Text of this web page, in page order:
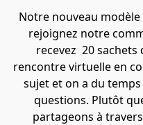
Notre nouveau modèle
rejoignez notre
recevez  20 sachets
rencontre virtuelle en
sujet et on a du
questions. Plutôt
partageons à